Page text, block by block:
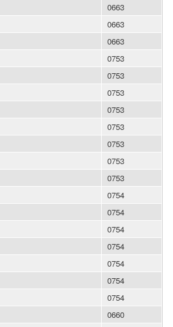
0663
0663
0663
0753
0753
0753
0753
0753
0753
0753
0753
0754
0754
0754
0754
0754
0754
0754
0660